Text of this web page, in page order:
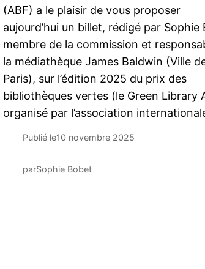
(ABF) a le plaisir de vous proposer
aujourd’hui un billet, rédigé par Sophie
membre de la commission et
la médiathèque James Baldwin (Ville
Paris), sur l’édition 2025 du prix des
bibliothèques vertes (le Green Library
organisé par l’association
Publié le10 novembre 2025
parSophie Bobet